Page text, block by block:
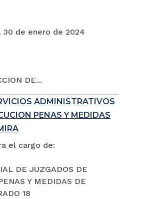
30 de enero de 2024
DE...
ADMINISTRATIVOS
PENAS Y MEDIDAS
el cargo de:
DE JUZGADOS DE
Y MEDIDAS DE
18